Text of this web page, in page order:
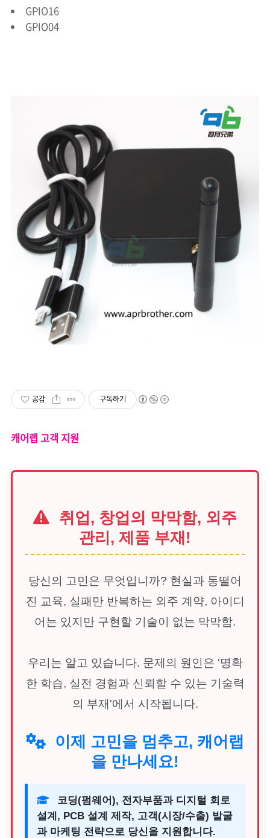
GPIO16
GPIO04
공감 구독하기
캐어랩 고객 지원
취업, 창업의 막막함, 외주
관리, 제품 부재!
당신의 고민은 무엇입니까? 현실과 동떨어
진 교육, 실패만 반복하는 외주 계약, 아이디
어는 있지만 구현할 기술이 없는 막막함.
우리는 알고 있습니다. 문제의 원인은 '명확
한 학습, 실전 경험과 신뢰할 수 있는 기술력
의 부재'에서 시작됩니다.
이제 고민을 멈추고, 캐어랩
을 만나세요!
코딩(펌웨어), 전자부품과 디지털 회로
설계, PCB 설계 제작, 고객(시장/수출) 발굴
과 마케팅 전략으로 당신을 지원합니다.